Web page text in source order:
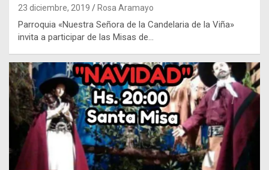
23 diciembre, 2019 Rosa Aramayo
Parroquia «Nuestra Señora de la Candelaria de la Viña»
invita a participar de las Misas de…